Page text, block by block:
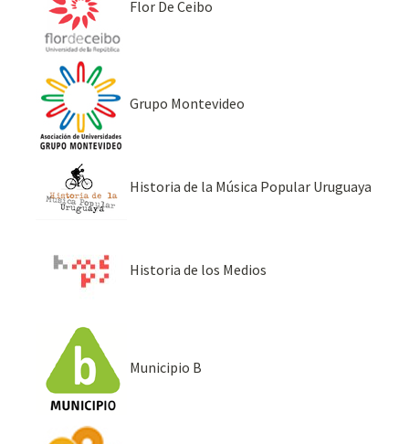
Flor De Ceibo
Grupo Montevideo
Historia de la Música Popular Uruguaya
Historia de los Medios
Municipio B